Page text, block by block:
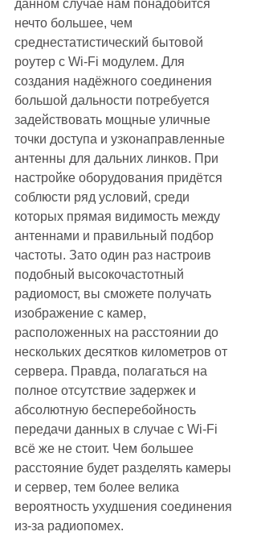
данном случае нам понадобится
нечто большее, чем
среднестатистический бытовой
роутер с Wi-Fi модулем. Для
создания надёжного соединения
большой дальности потребуется
задействовать мощные уличные
точки доступа и узконаправленные
антенны для дальних линков. При
настройке оборудования придётся
соблюсти ряд условий, среди
которых прямая видимость между
антеннами и правильный подбор
частоты. Зато один раз настроив
подобный высокочастотный
радиомост, вы сможете получать
изображение с камер,
расположенных на расстоянии до
нескольких десятков километров от
сервера. Правда, полагаться на
полное отсутствие задержек и
абсолютную бесперебойность
передачи данных в случае с Wi-Fi
всё же не стоит. Чем большее
расстояние будет разделять камеры
и сервер, тем более велика
вероятность ухудшения соединения
из-за радиопомех.